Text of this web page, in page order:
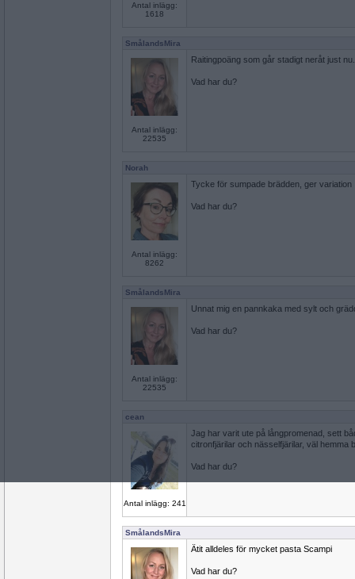
Antal inlägg:
1618
SmålandsMira
Antal inlägg:
22535
Raitingpoäng som går stadigt neråt just
Vad har du?
Norah
Antal inlägg:
8262
Tycke för sumpade brädden, ger variation
Vad har du?
SmålandsMira
Antal inlägg:
22535
Unnat mig en pannkaka med sylt och
Vad har du?
cean
Antal inlägg: 241
Jag har varit ute på långpromenad, sett
citronfjärilar och nässelfjärilar, väl hemma
Vad har du?
SmålandsMira
Ätit alldeles för mycket pasta Scampi
Vad har du?